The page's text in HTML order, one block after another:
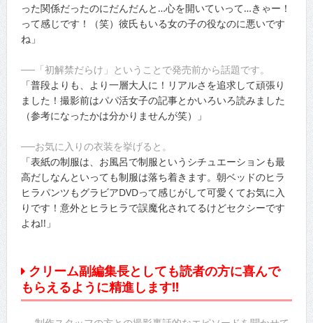
った関係だったのにだんだんと…心を開いていって…きゃー！
って感じです！（笑）彼氏もいる女の子の役なのに悪いです
ね」
──「初解禁だらけ」ということで発売前から話題です。
「普段よりも、より一層大人に！リアルさを追求して頑張り
ました！撮影前はパパ活女子の記事とかいろいろ読みました
（参考になったかは分かりませんが笑）」
──お気に入りの衣装を挙げると。
「表紙の制服は、お風呂で制服というシチュエーションも最
高だしなんといっても制服は落ち着きます。朝ベッドのヒラ
ヒラパンツもグラビアDVDって感じがして可愛くてお気に入
りです！意外とヒラヒラで誤魔化されてるけどセクシーです
よね!!」
クリーム副編集長としても読者の方に喜んで
もらえるように精進します!!